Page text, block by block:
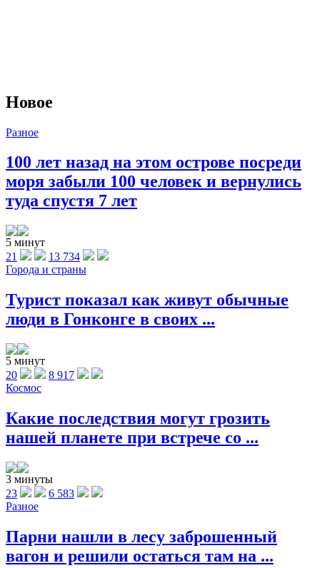
Новое
Разное
100 лет назад на этом острове посреди
моря забыли 100 человек и вернулись
туда спустя 7 лет
5 минут
21
13 734
Города и страны
Турист показал как живут обычные
люди в Гонконге в своих ...
5 минут
20
8 917
Космос
Какие последствия могут грозить
нашей планете при встрече со ...
3 минуты
23
6 583
Разное
Парни нашли в лесу заброшенный
вагон и решили остаться там на ...